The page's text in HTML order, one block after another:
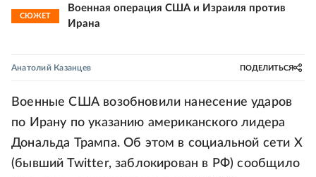
СЮЖЕТ
Военная операция США и Израиля против
Ирана
Анатолий Казанцев ПОДЕЛИТЬСЯ
Военные США возобновили нанесение ударов
по Ирану по указанию американского лидера
Дональда Трампа. Об этом в социальной сети X
(бывший Twitter, заблокирован в РФ) сообщило